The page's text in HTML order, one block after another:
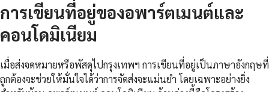
การเขียนที่อยู่ของอพาร์ตเมนต์และ
คอนโดมิเนียม
เมื่อส่งจดหมายหรือพัสดุไปกรุงเทพฯ การเขียนที่อยู่เป็นภาษาอังกฤษที่
ถูกต้องจะช่วยให้มั่นใจได้ว่าการจัดส่งจะแม่นยำ โดยเฉพาะอย่างยิ่ง